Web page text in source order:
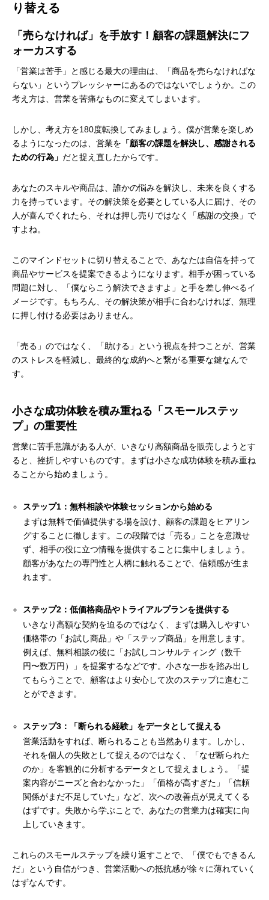
り替える
「売らなければ」を手放す！顧客の課題解決にフ
ォーカスする
「営業は苦手」と感じる最大の理由は、「商品を売らなければな
らない」というプレッシャーにあるのではないでしょうか。この
考え方は、営業を苦痛なものに変えてしまいます。
しかし、考え方を180度転換してみましょう。僕が営業を楽しめ
るようになったのは、営業を 「顧客の課題を解決し、感謝される
ための行為」 だと捉え直したからです。
あなたのスキルや商品は、誰かの悩みを解決し、未来を良くする
力を持っています。その解決策を必要としている人に届け、その
人が喜んでくれたら、それは押し売りではなく「感謝の交換」で
すよね。
このマインドセットに切り替えることで、あなたは自信を持って
商品やサービスを提案できるようになります。相手が困っている
問題に対し、「僕ならこう解決できますよ」と手を差し伸べるイ
メージです。もちろん、その解決策が相手に合わなければ、無理
に押し付ける必要はありません。
「売る」のではなく、「助ける」という視点を持つことが、営業
のストレスを軽減し、最終的な成約へと繋がる重要な鍵なんで
す。
小さな成功体験を積み重ねる「スモールステッ
プ」の重要性
営業に苦手意識がある人が、いきなり高額商品を販売しようとす
ると、挫折しやすいものです。まずは小さな成功体験を積み重ね
ることから始めましょう。
ステップ1：無料相談や体験セッションから始める
まずは無料で価値提供する場を設け、顧客の課題をヒアリン
グすることに徹します。この段階では「売る」ことを意識せ
ず、相手の役に立つ情報を提供することに集中しましょう。
顧客があなたの専門性と人柄に触れることで、信頼感が生ま
れます。
ステップ2：低価格商品やトライアルプランを提供する
いきなり高額な契約を迫るのではなく、まずは購入しやすい
価格帯の「お試し商品」や「ステップ商品」を用意します。
例えば、無料相談の後に「お試しコンサルティング（数千
円〜数万円）」を提案するなどです。小さな一歩を踏み出し
てもらうことで、顧客はより安心して次のステップに進むこ
とができます。
ステップ3：「断られる経験」をデータとして捉える
営業活動をすれば、断られることも当然あります。しかし、
それを個人の失敗として捉えるのではなく、「なぜ断られた
のか」を客観的に分析するデータとして捉えましょう。「提
案内容がニーズと合わなかった」「価格が高すぎた」「信頼
関係がまだ不足していた」など、次への改善点が見えてくる
はずです。失敗から学ぶことで、あなたの営業力は確実に向
上していきます。
これらのスモールステップを繰り返すことで、「僕でもできるん
だ」という自信がつき、営業活動への抵抗感が徐々に薄れていく
はずなんです。